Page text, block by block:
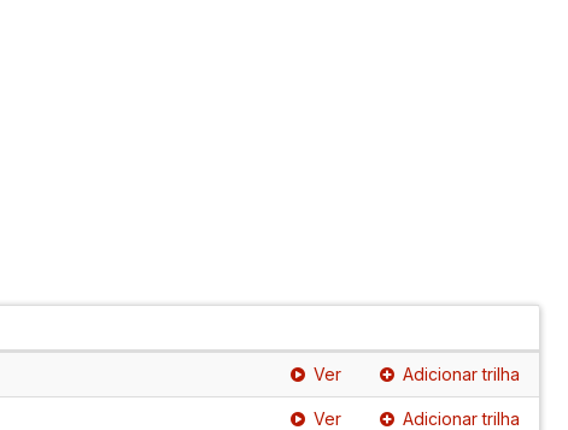
Ver Adicionar trilha
Ver Adicionar trilha